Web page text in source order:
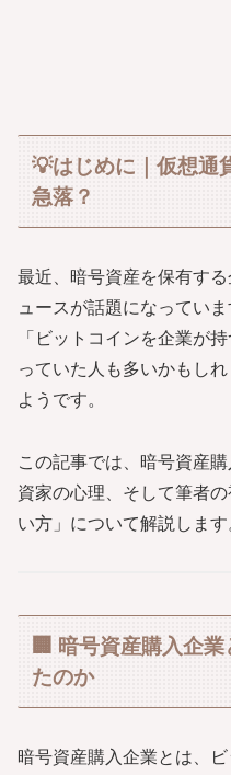
💡はじめに｜仮想通
急落？
最近、暗号資産を保有す
ュースが話題になっていま
「ビットコインを企業が
っていた人も多いかもし
ようです。
この記事では、暗号資産
資家の心理、そして筆者
い方」について解説します
🏢 暗号資産購入企
たのか
暗号資産購入企業とは、